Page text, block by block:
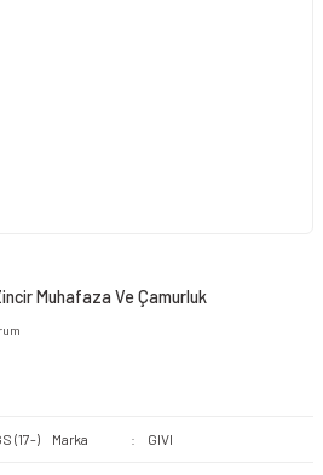
Muhafaza Ve Çamurluk
(17-) Marka GIVI